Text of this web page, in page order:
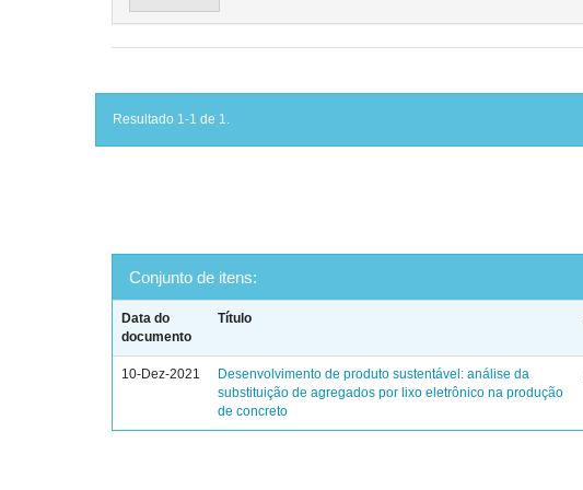
Resultado 1-1 de 1.
Conjunto de itens:
Data do
documento
Título
10-Dez-2021
Desenvolvimento de produto sustentável: análise da
substituição de agregados por lixo eletrônico na produção
de concreto